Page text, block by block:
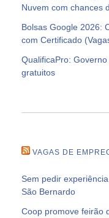
Nuvem com chances
Bolsas Google 2026:
com Certificado
QualificaPro:
gratuitos
VAGAS DE
Sem pedir
São Bernardo
Coop promove feirão